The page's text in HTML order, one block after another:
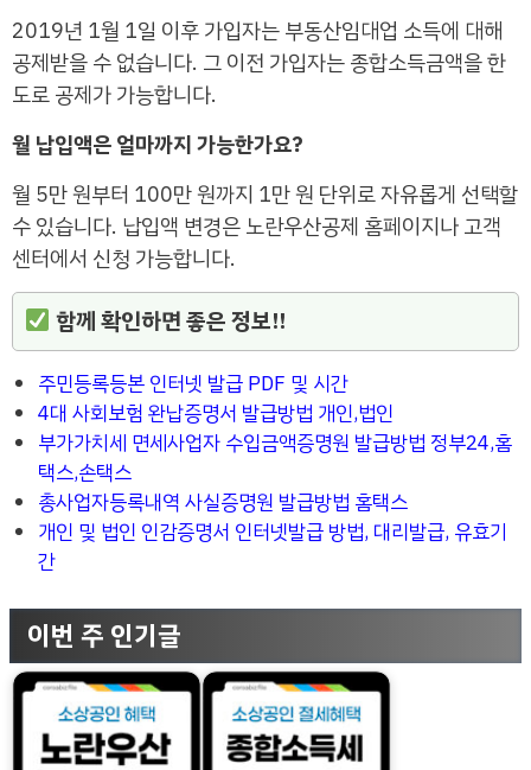
2019년 1월 1일 이후 가입자는 부동산임대업 소득에 대해
공제받을 수 없습니다. 그 이전 가입자는 종합소득금액을 한
도로 공제가 가능합니다.
월 납입액은 얼마까지 가능한가요?
월 5만 원부터 100만 원까지 1만 원 단위로 자유롭게 선택할
수 있습니다. 납입액 변경은 노란우산공제 홈페이지나 고객
센터에서 신청 가능합니다.
함께 확인하면 좋은 정보!!
주민등록등본 인터넷 발급 PDF 및 시간
4대 사회보험 완납증명서 발급방법 개인,법인
부가가치세 면세사업자 수입금액증명원 발급방법 정부24,홈
택스,손택스
총사업자등록내역 사실증명원 발급방법 홈택스
개인 및 법인 인감증명서 인터넷발급 방법, 대리발급, 유효기
간
이번 주 인기글